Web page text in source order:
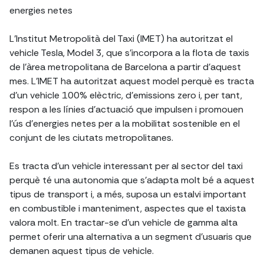
energies netes
L'Institut Metropolità del Taxi (IMET) ha autoritzat el
vehicle Tesla, Model 3, que s'incorpora a la flota de taxis
de l'àrea metropolitana de Barcelona a partir d'aquest
mes. L'IMET ha autoritzat aquest model perquè es tracta
d'un vehicle 100% elèctric, d'emissions zero i, per tant,
respon a les línies d'actuació que impulsen i promouen
l'ús d'energies netes per a la mobilitat sostenible en el
conjunt de les ciutats metropolitanes.
Es tracta d'un vehicle interessant per al sector del taxi
perquè té una autonomia que s'adapta molt bé a aquest
tipus de transport i, a més, suposa un estalvi important
en combustible i manteniment, aspectes que el taxista
valora molt. En tractar-se d'un vehicle de gamma alta
permet oferir una alternativa a un segment d'usuaris que
demanen aquest tipus de vehicle.